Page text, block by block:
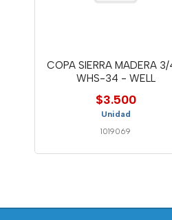
COPA SIERRA MADERA
WHS-34 - WELL
$3.500
Unidad
1019069